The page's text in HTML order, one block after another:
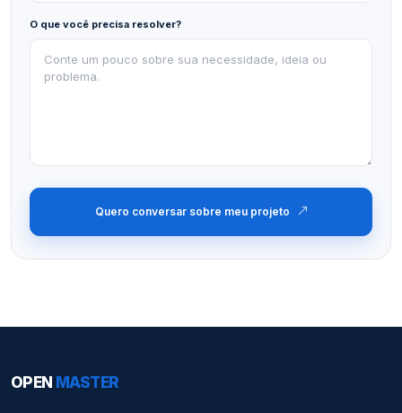
O que você precisa resolver?
Quero conversar sobre meu projeto
OPEN MASTER